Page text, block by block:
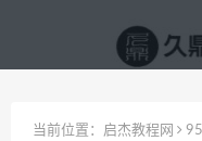
当前位置： 启杰教程网